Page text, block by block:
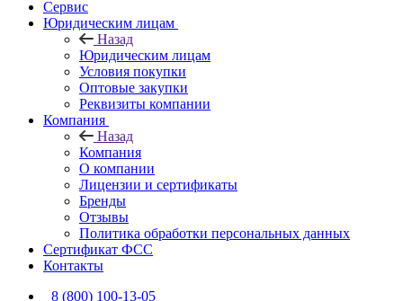
Сервис
Юридическим лицам
Назад
Юридическим лицам
Условия покупки
Оптовые закупки
Реквизиты компании
Компания
Назад
Компания
О компании
Лицензии и сертификаты
Бренды
Отзывы
Политика обработки персональных данных
Сертификат ФСС
Контакты
8 (800) 100-13-05